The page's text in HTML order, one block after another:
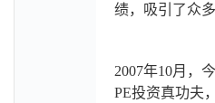
绩，吸引了众
2007年10月，
PE投资真功夫